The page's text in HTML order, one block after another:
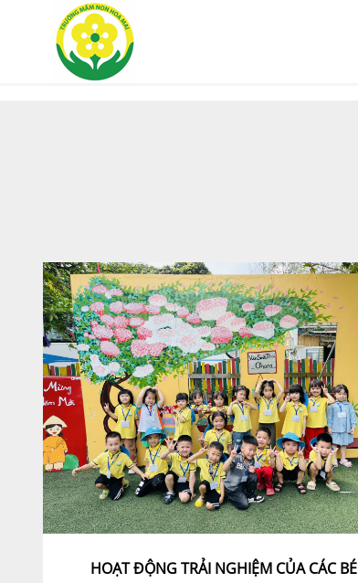
HOẠT ĐỘNG TRẢI NGHIỆM CỦA CÁC BÉ